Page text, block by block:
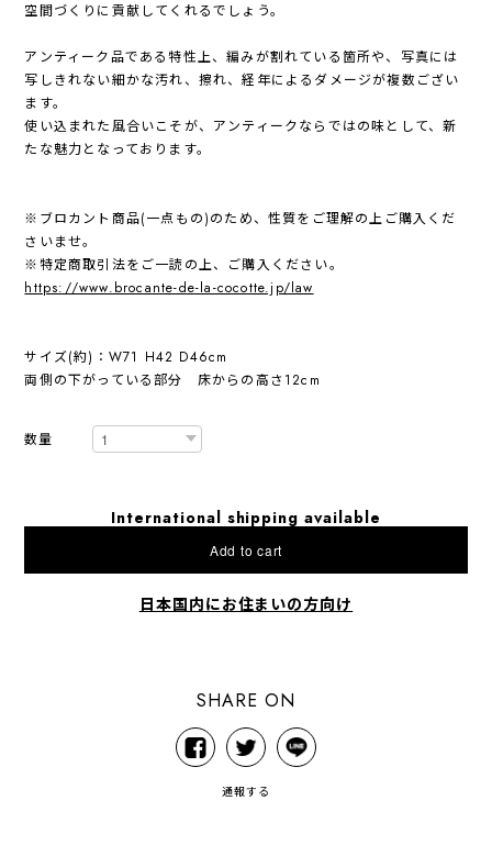
空間づくりに貢献してくれるでしょう。
アンティーク品である特性上、編みが割れている箇所や、写真には
写しきれない細かな汚れ、擦れ、経年によるダメージが複数ござい
ます。
使い込まれた風合いこそが、アンティークならではの味として、新
たな魅力となっております。
※ブロカント商品(一点もの)のため、性質をご理解の上ご購入くだ
さいませ。
※特定商取引法をご一読の上、ご購入ください。
https://www.brocante-de-la-cocotte.jp/law
サイズ(約)：W71 H42 D46cm
両側の下がっている部分 床からの高さ12cm
数量
International shipping available
Add to cart
日本国内にお住まいの方向け
SHARE ON
通報する